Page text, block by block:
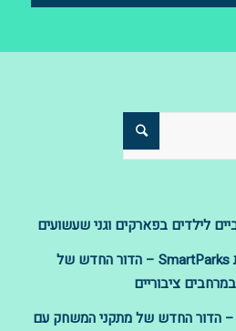
לילדים בפארקים וגני שעשועים
מתקני משחק חכמים מבית SmartParks – הדור החדש של
ציבוריים
– הדור החדש של מתקני המשחק עם